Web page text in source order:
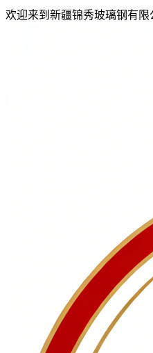
欢迎来到新疆锦秀玻璃钢有限